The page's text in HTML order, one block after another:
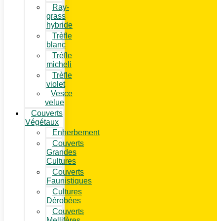
Ray-
grass
hybride
Trèfle
blanc
Trèfle
micheli
Trèfle
violet
Vesce
velue
Couverts
Végétaux
Enherbement
Couverts
Grandes
Cultures
Couverts
Faunistiques
Cultures
Dérobées
Couverts